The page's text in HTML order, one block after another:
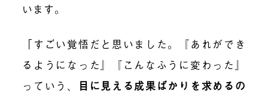
います。
「すごい覚悟だと思いました。『あれができ
るようになった』『こんなふうに変わった』
っていう、
目に見える成果ばかりを求めるの